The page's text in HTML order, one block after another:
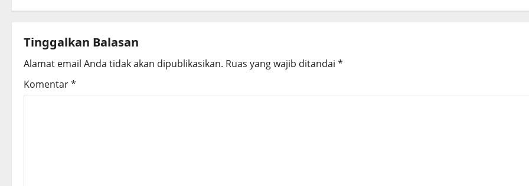
t
n
a
v
Tinggalkan Balasan
Alamat email Anda tidak akan dipublikasikan. Ruas yang wajib ditandai *
Komentar*